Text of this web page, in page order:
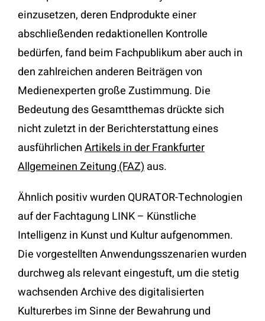
einzusetzen, deren Endprodukte einer
abschließenden redaktionellen Kontrolle
bedürfen, fand beim Fachpublikum aber auch in
den zahlreichen anderen Beiträgen von
Medienexperten große Zustimmung. Die
Bedeutung des Gesamtthemas drückte sich
nicht zuletzt in der Berichterstattung eines
ausführlichenArtikels in der Frankfurter
Allgemeinen Zeitung (FAZ)aus.
Ähnlich positiv wurden QURATOR-Technologien
auf der Fachtagung LINK – Künstliche
Intelligenz in Kunst und Kultur aufgenommen.
Die vorgestellten Anwendungsszenarien wurden
durchweg als relevant eingestuft, um die stetig
wachsenden Archive des digitalisierten
Kulturerbes im Sinne der Bewahrung und